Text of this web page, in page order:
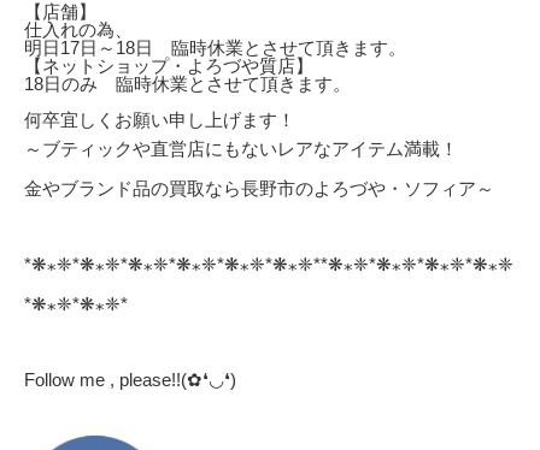
【店舗】
仕入れの為、
明日17日～18日 臨時休業とさせて頂きます。
【ネットショップ・よろづや質店】
18日のみ 臨時休業とさせて頂きます。
何卒宜しくお願い申し上げます！
～ブティックや直営店にもないレアなアイテム満載！
金やブランド品の買取なら長野市のよろづや・ソフィア～
*❋⁎❈*❋⁎❈*❋⁎❈*❋⁎❈*❋⁎❈*❋⁎❈**❋⁎❈*❋⁎❈*❋⁎❈*❋⁎❈
*❋⁎❈*❋⁎❈*
Follow me , please!!(✿❛◡❛)